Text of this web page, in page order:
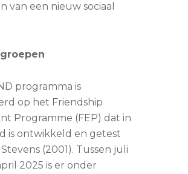
van een nieuw sociaal
programma is
op het Friendship
Programme (FEP) dat in
is ontwikkeld en getest
(2001). Tussen juli
2025 is er onder